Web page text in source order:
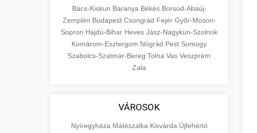
aimarketingugynokseg.hu
digital agency services
and prices to make an informed
purchase decision.
View Top Models
e-scooter reviews
High-quality backlink acquisition
services to boost your website's
authority and search engine rankings.
White-hat techniques only.
quality backlink service
📦 5. termékek és
szolgáltatások
+
services in economics and business.
Learn about product types and service
categories.
🚀 8. seo ügynökség +
Bács-Kiskun Baranya Békés Borsod-Abaúj-
Zemplén Budapest Csongrád Fejér Győr-Moson-
Sopron Hajdú-Bihar Heves Jász-Nagykun-Szolnok
Komárom-Esztergom Nógrád Pest Somogy
Szabolcs-Szatmár-Bereg Tolna Vas Veszprém
Zala
VÁROSOK
Nyíregyháza Mátészalka Kisvárda Újfehértó